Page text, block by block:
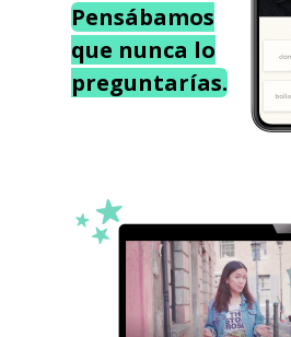
Pensábamos
que nunca lo
preguntarías.